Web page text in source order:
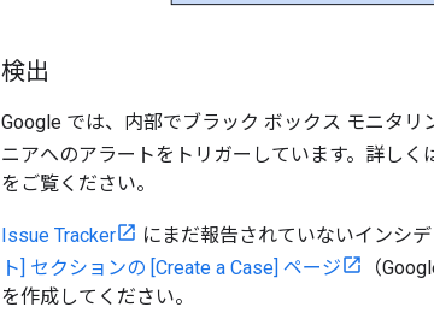
検出
Google では、内部でブラック ボックス モニタ
ニアへのアラートをトリガーしています。詳しく
をご覧ください。
Issue Tracker にまだ報告されていないインシ
ト] セクションの [Create a Case] ページ
（
を作成してください。